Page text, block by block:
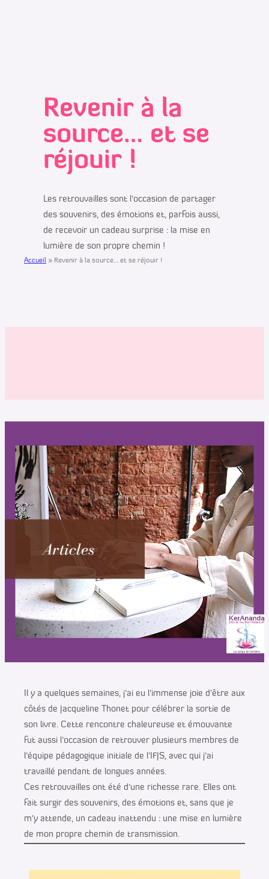
Revenir à la
source… et se
réjouir !
Les retrouvailles sont l’occasion de partager
des souvenirs, des émotions et, parfois aussi,
de recevoir un cadeau surprise : la mise en
lumière de son propre chemin !
Accueil » Revenir à la source… et se réjouir !
Il y a quelques semaines, j’ai eu l’immense joie d’être aux
côtés de Jacqueline Thonet pour célébrer la sortie de
son livre. Cette rencontre chaleureuse et émouvante
fut aussi l’occasion de retrouver plusieurs membres de
l’équipe pédagogique initiale de l’IFJS, avec qui j’ai
travaillé pendant de longues années.
Ces retrouvailles ont été d’une richesse rare. Elles ont
fait surgir des souvenirs, des émotions et, sans que je
m’y attende, un cadeau inattendu : une mise en lumière
de mon propre chemin de transmission.